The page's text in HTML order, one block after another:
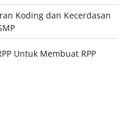
Koding dan Kecerdasan
Untuk Membuat RPP